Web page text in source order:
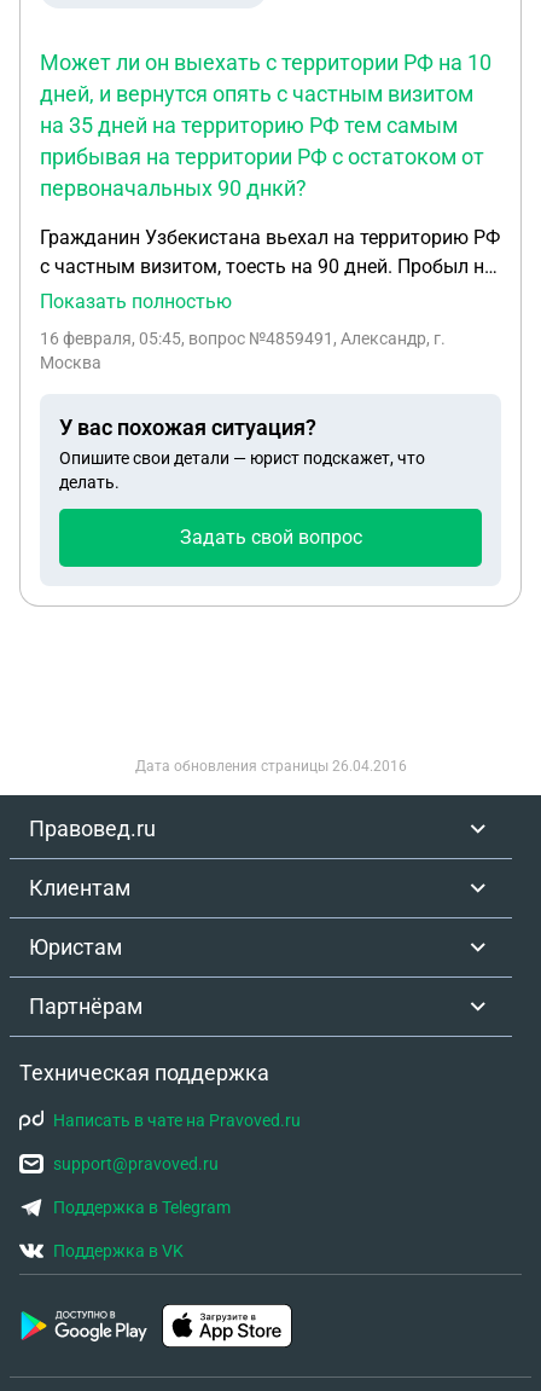
Может ли он выехать с территории РФ на 10
дней, и вернутся опять с частным визитом
на 35 дней на территорию РФ тем самым
прибывая на территории РФ с остатоком от
первоначальных 90 днкй?
Гражданин Узбекистана вьехал на территорию РФ
с частным визитом, тоесть на 90 дней. Пробыл на
территории рф 55 дней. Может ли он выехать с
частным визитом на 35 дней на территорию РФ
Показать полностью
16 февраля, 05:45, вопрос №4859491, Александр, г.
Москва
У вас похожая ситуация?
Опишите свои детали — юрист подскажет, что
делать.
Задать свой вопрос
Дата обновления страницы 26.04.2016
Правовед.ru
Клиентам
Юристам
Партнёрам
Техническая поддержка
Написать в чате на Pravoved.ru
support@pravoved.ru
Поддержка в Telegram
Поддержка в VK